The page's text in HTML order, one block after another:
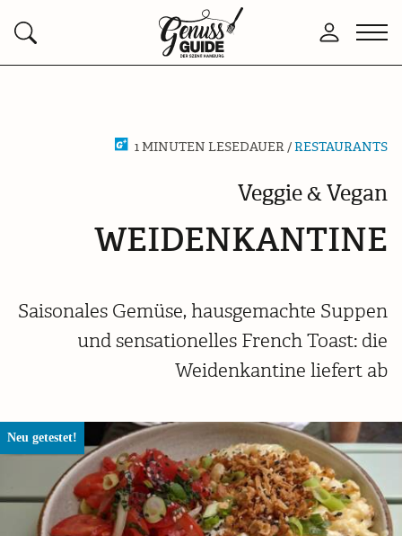
Suchen
Zurück
zur
Anmelden
1 MINUTEN LESEDAUER /RESTAURANTS
Veggie & Vegan
WEIDENKANTINE
Saisonales Gemüse, hausgemachte Suppen
und sensationelles French Toast: die
Weidenkantine liefert ab
Neu getestet!